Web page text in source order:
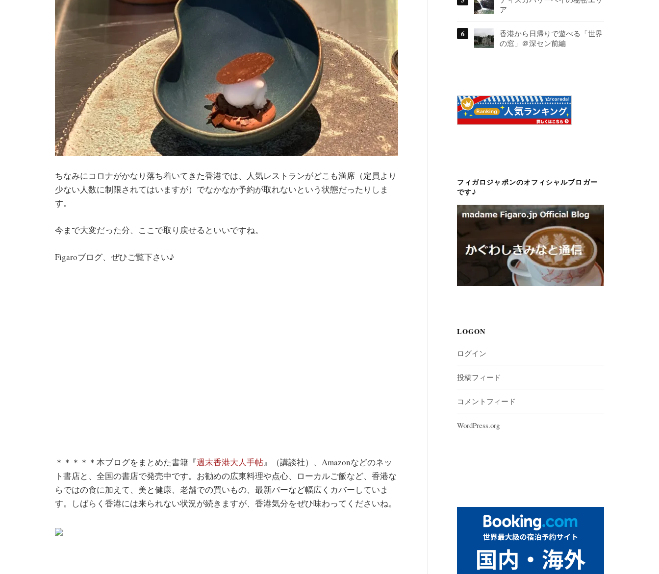
ちなみにコロナがかなり落ち着いてきた香港では、人気レストランがどこも満席（定員より
少ない人数に制限されてはいますが）でなかなか予約が取れないという状態だったりしま
す。
今まで大変だった分、ここで取り戻せるといいですね。
Figaroブログ、ぜひご覧下さい♪
＊＊＊＊＊本ブログをまとめた書籍『週末香港大人手帖』（講談社）、Amazonなどのネッ
ト書店と、全国の書店で発売中です。お勧めの広東料理や点心、ローカルご飯など、香港な
らではの食に加えて、美と健康、老舗での買いもの、最新バーなど幅広くカバーしていま
す。しばらく香港には来られない状況が続きますが、香港気分をぜひ味わってくださいね。
ア
香港から日帰りで遊べる「世界
の窓」＠深セン前編
フィガロジャポンのオフィシャルブロガー
です♪
LOGON
ログイン
投稿フィード
コメントフィード
WordPress.org